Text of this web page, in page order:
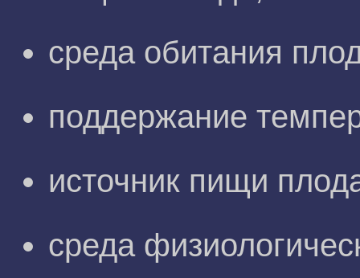
среда обитания
поддержание
источник пищи
среда